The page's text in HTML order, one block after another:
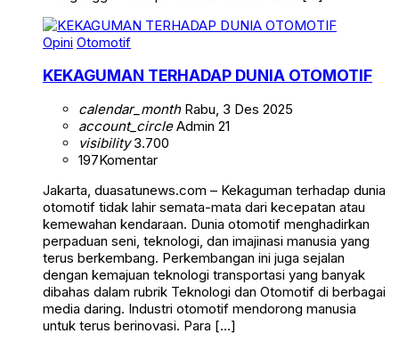
Opini Otomotif
KEKAGUMAN TERHADAP DUNIA OTOMOTIF
calendar_monthRabu, 3 Des 2025
account_circleAdmin 21
visibility3.700
197Komentar
Jakarta, duasatunews.com – Kekaguman terhadap dunia
otomotif tidak lahir semata-mata dari kecepatan atau
kemewahan kendaraan. Dunia otomotif menghadirkan
perpaduan seni, teknologi, dan imajinasi manusia yang
terus berkembang. Perkembangan ini juga sejalan
dengan kemajuan teknologi transportasi yang banyak
dibahas dalam rubrik Teknologi dan Otomotif di berbagai
media daring. Industri otomotif mendorong manusia
untuk terus berinovasi. Para […]